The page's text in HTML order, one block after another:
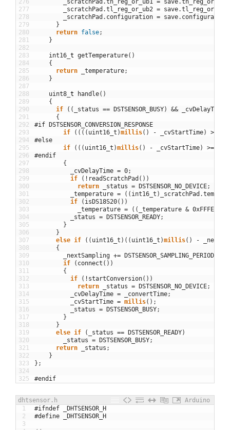
276
277
278
279
280
281
282
283
284
285
286
287
288
289
290
291
292
293
294
295
296
297
298
299
300
301
302
303
304
305
306
307
308
309
310
311
312
313
314
315
316
317
318
319
320
321
322
323
324
325
_scratchPad .th_reg_or_ub1 = save.th_reg_or_ub1
_scratchPad .tl_reg_or_ub2 = save.tl_reg_or_ub2
_scratchPad . configuration = save. configuration
}
return false;
}
int16 t getTemperature( )
{
return
_temperature;
}
uint8 t handle( )
{
if
( ( _status == DSTSENSOR_BUSY) && _cvDelayTime
{
#if DSTSENSOR_CONVERSION_RESPONSE
if
( ( ( ( uint16_t )millis( ) - _cvStartTime) >=
#else
if
( ( ( uint16_t )millis( ) - _cvStartTime) >=
#endif
{
_cvDelayTime = 0;
if
( ! readScratchPad ( ) )
return
_status = DSTSENSOR_NO_DEVICE;
_temperature = ( ( int16_t ) _scratchPad .
if
( isDS18S20( ) )
_temperature = ( ( _temperature & 0xFFFE
_status = DSTSENSOR_READY;
}
}
else if ( ( uint16_t ) ( ( uint16_t )millis( ) -
{
_nextSampling += DSTSENSOR_SAMPLING_PERIOD
if
( connect ( ) )
{
if
( ! startConversion( ) )
return
_status = DSTSENSOR_NO_DEVICE;
_cvDelayTime = _convertTime;
_cvStartTime = millis( ) ;
_status = DSTSENSOR_BUSY;
}
}
else if ( _status == DSTSENSOR_READY)
_status = DSTSENSOR_BUSY;
return
_status ;
}
} ;
#endif
dhtsensor.h
Arduino
1
2
3
#ifndef _DHTSENSOR_H
#define _DHTSENSOR_H